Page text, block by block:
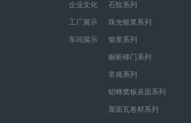
企业文化
工厂展示
车间展示
石纹系列
珠光银浆系列
银浆系列
橱柜移门系列
常规系列
铝蜂窝板表面系列
屋面瓦卷材系列